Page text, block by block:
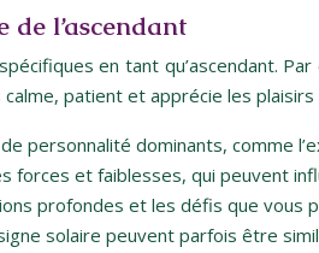
l’ascendant
en tant qu’ascendant.
calme, patient et apprécie les
personnalité dominants, comme
forces et faiblesses, qui peuvent
profondes et les défis que vous
solaire peuvent parfois être